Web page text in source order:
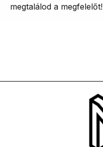
megtalálod a megfelelőt!